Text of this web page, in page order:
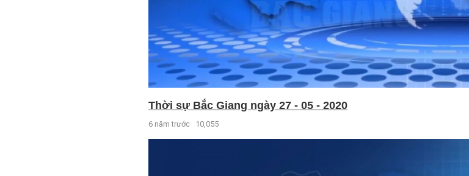
Thời sự Bắc Giang ngày 27 - 05 - 2020
6 năm trước 10,055